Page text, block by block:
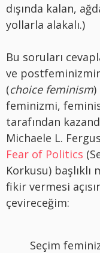
dışında kalan,
yollarla alakalı.)
Bu soruları
ve
(choice feminism)
feminizmi,
tarafından
Michaele L.
Fear of Politics
Korkusu)
fikir vermesi
çevireceğim:
Seçim